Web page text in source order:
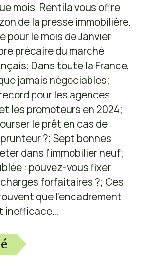
mois, Rentila vous offre
de la presse immobilière.
pour le mois de Janvier
précaire du marché
Dans toute la France,
jamais négociables;
pour les agences
les promoteurs en 2024;
le prêt en cas de
?; Sept bonnes
dans l’immobilier neuf;
: pouvez-vous fixer
forfaitaires ?; Ces
que l’encadrement
inefficace…